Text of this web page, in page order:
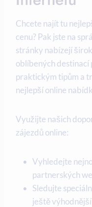
Chcete najít tu​
cenu? Pak jste na
stránky nabízejí
⁤oblíbených destinací
praktickým tipům a
nejlepší online⁤
Využijte⁣ našich
zájezdů online:
Vyhledejte
⁤partnerských
Sledujte
ještě